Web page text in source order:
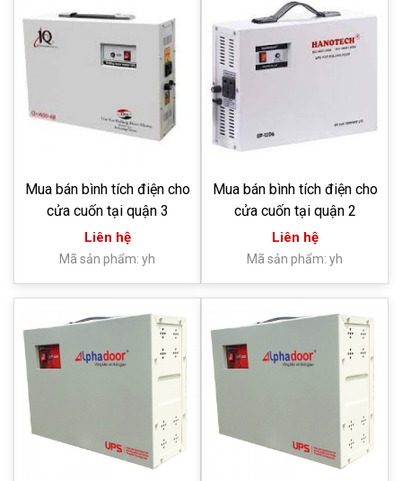
Mua bán bình tích điện cho
cửa cuốn tại quận 3
Liên hệ
Mã sản phẩm: yh
Mua bán bình tích điện cho
cửa cuốn tại quận 2
Liên hệ
Mã sản phẩm: yh